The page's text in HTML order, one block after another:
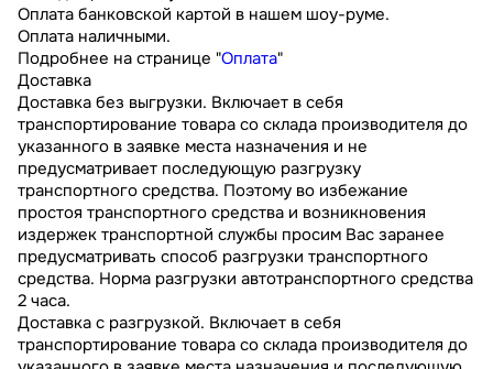
Оплата банковской картой в нашем шоу-руме.
Оплата наличными.
Подробнее на странице "Оплата"
Доставка
Доставка без выгрузки. Включает в себя
транспортирование товара со склада производителя до
указанного в заявке места назначения и не
предусматривает последующую разгрузку
транспортного средства. Поэтому во избежание
простоя транспортного средства и возникновения
издержек транспортной службы просим Вас заранее
предусматривать способ разгрузки транспортного
средства. Норма разгрузки автотранспортного средства
2 часа.
Доставка с разгрузкой. Включает в себя
транспортирование товара со склада производителя до